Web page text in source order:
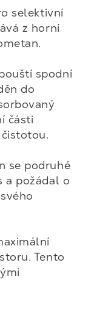
selektivní
z horní
spodní
do
části
se podruhé
a požádal o
Tento